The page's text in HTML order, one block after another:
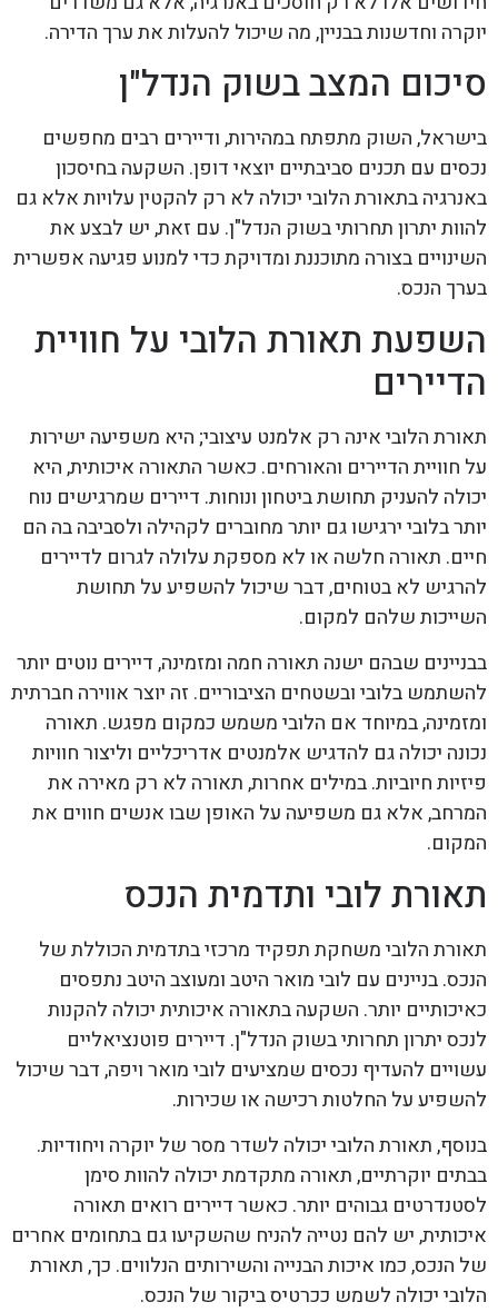
יוקרה וחדשנות בבניין, מה שיכול להעלות את ערך הדירה.
סיכום המצב בשוק הנדל"ן
בישראל, השוק מתפתח במהירות, ודיירים רבים מחפשים
נכסים עם תכנים סביבתיים יוצאי דופן. השקעה בחיסכון
באנרגיה בתאורת הלובי יכולה לא רק להקטין עלויות אלא גם
להוות יתרון תחרותי בשוק הנדל"ן. עם זאת, יש לבצע את
השינויים בצורה מתוכננת ומדויקת כדי למנוע פגיעה אפשרית
בערך הנכס.
השפעת תאורת הלובי על חוויית
הדיירים
תאורת הלובי אינה רק אלמנט עיצובי; היא משפיעה ישירות
על חוויית הדיירים והאורחים. כאשר התאורה איכותית, היא
יכולה להעניק תחושת ביטחון ונוחות. דיירים שמרגישים נוח
יותר בלובי ירגישו גם יותר מחוברים לקהילה ולסביבה בה הם
חיים. תאורה חלשה או לא מספקת עלולה לגרום לדיירים
להרגיש לא בטוחים, דבר שיכול להשפיע על תחושת
השייכות שלהם למקום.
בבניינים שבהם ישנה תאורה חמה ומזמינה, דיירים נוטים יותר
להשתמש בלובי ובשטחים הציבוריים. זה יוצר אווירה חברתית
ומזמינה, במיוחד אם הלובי משמש כמקום מפגש. תאורה
נכונה יכולה גם להדגיש אלמנטים אדריכליים וליצור חוויות
פיזיות חיוביות. במילים אחרות, תאורה לא רק מאירה את
המרחב, אלא גם משפיעה על האופן שבו אנשים חווים את
המקום.
תאורת לובי ותדמית הנכס
תאורת הלובי משחקת תפקיד מרכזי בתדמית הכוללת של
הנכס. בניינים עם לובי מואר היטב ומעוצב היטב נתפסים
כאיכותיים יותר. השקעה בתאורה איכותית יכולה להקנות
לנכס יתרון תחרותי בשוק הנדל"ן. דיירים פוטנציאליים
עשויים להעדיף נכסים שמציעים לובי מואר ויפה, דבר שיכול
להשפיע על החלטות רכישה או שכירות.
בנוסף, תאורת הלובי יכולה לשדר מסר של יוקרה ויחודיות.
בבתים יוקרתיים, תאורה מתקדמת יכולה להוות סימן
לסטנדרטים גבוהים יותר. כאשר דיירים רואים תאורה
איכותית, יש להם נטייה להניח שהשקיעו גם בתחומים אחרים
של הנכס, כמו איכות הבנייה והשירותים הנלווים. כך, תאורת
הלובי יכולה לשמש ככרטיס ביקור של הנכס.